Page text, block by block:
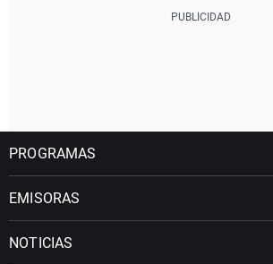
PROGRAMAS
EMISORAS
NOTICIAS